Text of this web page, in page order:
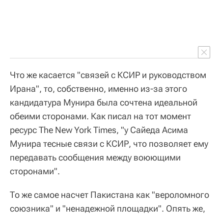
Что же касается "связей с КСИР и руководством
Ирана", то, собственно, именно из-за этого
кандидатура Мунира была сочтена идеальной
обеими сторонами. Как писал на тот момент
ресурс The New York Times, "у Сайеда Асима
Мунира тесные связи с КСИР, что позволяет ему
передавать сообщения между воюющими
сторонами".
То же самое насчет Пакистана как "вероломного
союзника" и "ненадежной площадки". Опять же,